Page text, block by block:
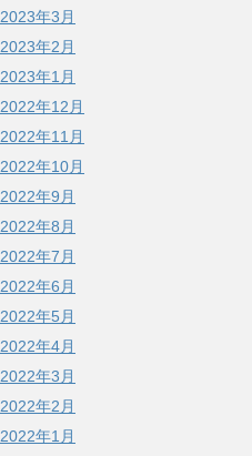
2023年3月
2023年2月
2023年1月
2022年12月
2022年11月
2022年10月
2022年9月
2022年8月
2022年7月
2022年6月
2022年5月
2022年4月
2022年3月
2022年2月
2022年1月